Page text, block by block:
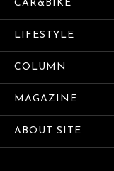
CAR&BIKE
LIFESTYLE
COLUMN
MAGAZINE
ABOUT SITE